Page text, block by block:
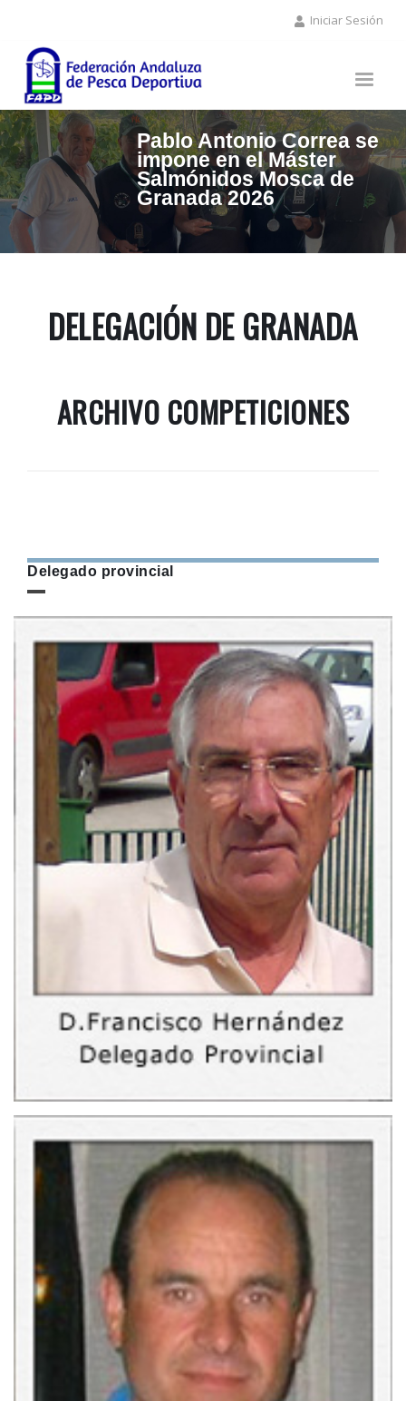
contenido
principal
Iniciar Sesión
Pablo Antonio Correa se
impone en el Máster
Salmónidos Mosca de
Granada 2026
DELEGACIÓN DE GRANADA
ARCHIVO COMPETICIONES
Delegado provincial